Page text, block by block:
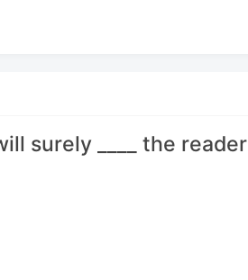
surely ____ the reader